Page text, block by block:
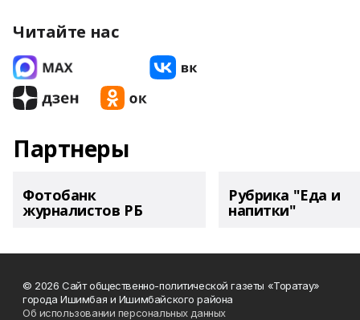
Читайте нас
Партнеры
Фотобанк
журналистов РБ
Рубрика "Еда и
напитки"
© 2026 Сайт общественно-политической газеты «Торатау»
города Ишимбая и Ишимбайского района
Об использовании персональных данных